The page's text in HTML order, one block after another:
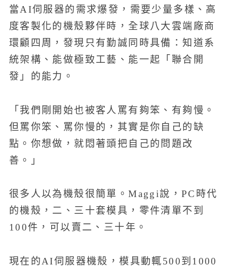
當AI伺服器的需求爆發，需要少量多樣、高
度客製化的機殼夥伴時，全球八大雲端廠商
環顧四周，發現只有勤誠同時具備：知道系
統架構、能做極致工藝、能一起「聯合開
發」的能力。
「我們剛開始也被客人罵有夠笨、有夠慢。
但罵你笨、罵你慢的，其實是你自己的缺
點。你想做，就悶著頭把自己的問題改
善。」
很多人以為機殼很簡單。Maggi說，PC時代
的機殼，二、三十套模具，零件清單不到
100件，可以賣二、三十年。
現在的AI伺服器機殼，模具動輒500到1000